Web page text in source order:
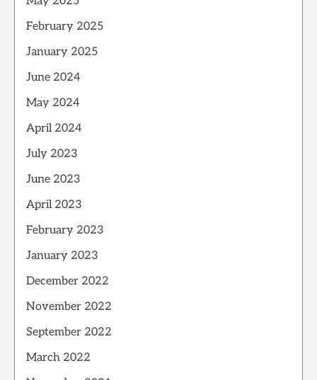
February 2025
January 2025
June 2024
May 2024
April 2024
July 2023
June 2023
April 2023
February 2023
January 2023
December 2022
November 2022
September 2022
March 2022